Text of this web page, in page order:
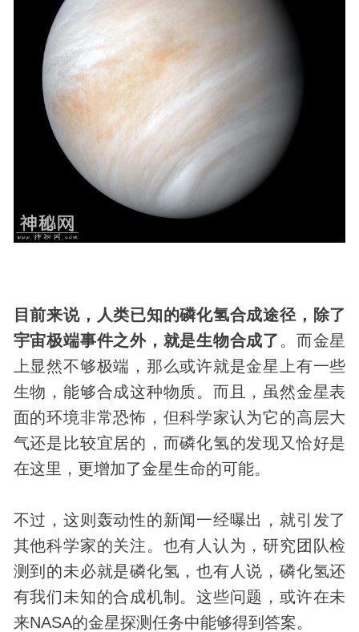
目前来说，人类已知的磷化氢合成途径，除了
宇宙极端事件之外，就是生物合成了 。而金星
上显然不够极端，那么或许就是金星上有一些
生物，能够合成这种物质。而且，虽然金星表
面的环境非常恐怖，但科学家认为它的高层大
气还是比较宜居的，而磷化氢的发现又恰好是
在这里，更增加了金星生命的可能。
不过，这则轰动性的新闻一经曝出，就引发了
其他科学家的关注。也有人认为，研究团队检
测到的未必就是磷化氢，也有人说，磷化氢还
有我们未知的合成机制。这些问题，或许在未
来NASA的金星探测任务中能够得到答案。